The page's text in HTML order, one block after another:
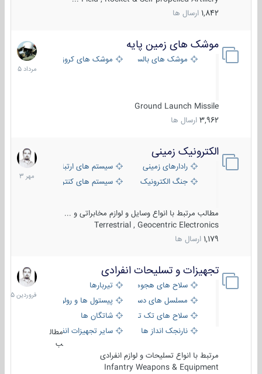
1,842 ارسال ها
موشک های زمین پایه
موشک های بالستیک موشک های کروز
Ground Launch Missile
3,962 ارسال ها
2
مرداد
1405
الکترونیک زمینی
رادارهای زمینی
سیستم های ارتباطی و جمع آوری
جنگ الکترونیک
سیستم های کنترل آتش و تجهیزات
مطالب مرتبط با انواع وسایل و لوازم مخابراتی و ...
Terrestrial , Geocentric Electronics
1,179 ارسال ها
1
مهر
1403
تجهیزات و تسلیحات انفرادی
سلاح های هجومی
تیربارها
مسلسل های دستی
پیستول ها و رولورها
سلاح های تک تیر اندازیشاتگان ها
نارنجک انداز ها
سایر تجهیزات انفرادی
مطال
ب
مرتبط با انواع تسلیحات و لوازم انفرادی
Infantry Weapons & Equipment
17
فروردین
1405